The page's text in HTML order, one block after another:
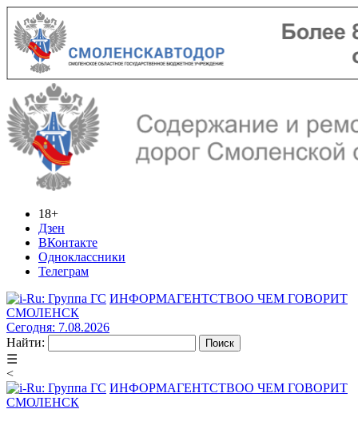
18+
Дзен
ВКонтакте
Одноклассники
Телеграм
ИНФОРМАГЕНТСТВОО ЧЕМ ГОВОРИТ
СМОЛЕНСК
Сегодня: 7.08.2026
Найти:
☰
<
ИНФОРМАГЕНТСТВОО ЧЕМ ГОВОРИТ
СМОЛЕНСК